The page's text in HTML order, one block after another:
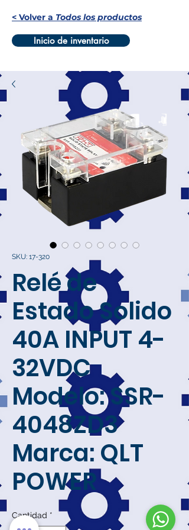
< Volver a Todos los productos
Inicio de inventario
SKU: 17-320
Relé de
Estado Solido
40A INPUT 4-
32VDC
Modelo: SSR-
4048ZD3
Marca: QLT
POWER
Cantidad *